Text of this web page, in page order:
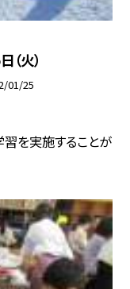
火）
01/25
を実施することが